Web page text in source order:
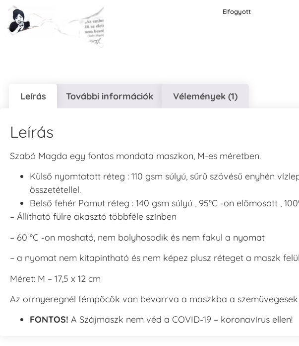
Elfogyott
Leírás További információk Vélemények (1)
Leírás
Szabó Magda egy fontos mondata maszkon, M-es méretben.
Külső nyomtatott réteg : 110 gsm súlyú, sűrű szövésű enyhén
összetétellel.
Belső fehér Pamut réteg : 140 gsm súlyú , 95°C -on előmosott ,
– Állítható fülre akasztó többféle színben
– 60 °C -on mosható, nem bolyhosodik és nem fakul a nyomat
– a nyomat nem kitapintható és nem képez plusz réteget a maszk
Méret: M – 17,5 x 12 cm
Az orrnyeregnél fémpöcök van bevarrva a maszkba a
FONTOS! A Szájmaszk nem véd a COVID-19 – koronavírus ellen!